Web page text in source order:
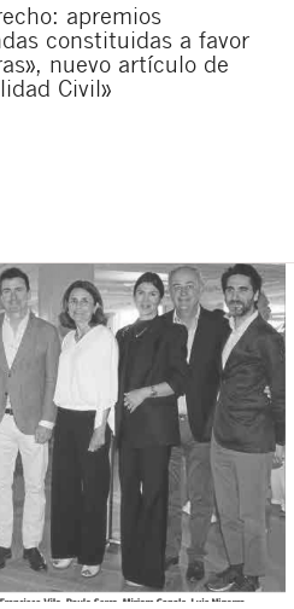
apremios
constituidas a favor
nuevo artículo de
Civil»